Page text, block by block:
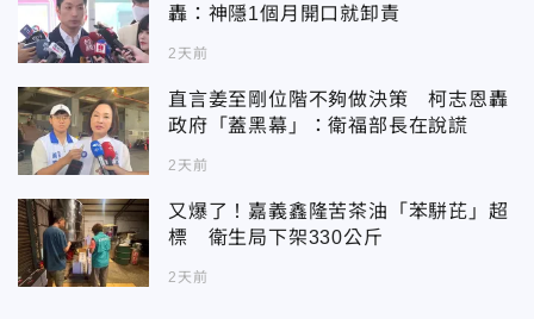
轟：神隱1個月開口就卸責
2天前
直言姜至剛位階不夠做決策 柯志恩轟
政府「蓋黑幕」：衛福部長在說謊
2天前
又爆了！嘉義鑫隆苦茶油「苯駢芘」超
標 衛生局下架330公斤
2天前